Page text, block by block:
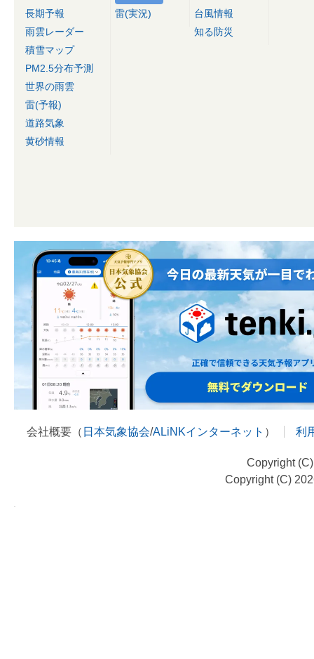
長期予報
雨雲レーダー
積雪マップ
PM2.5分布予測
世界の雨雲
雷(予報)
道路気象
黄砂情報
雷(実況)
台風情報
知る防災
会社概要（ 日本気象協会/ALiNKインターネット ） 利
Copyright
Copyright (C)